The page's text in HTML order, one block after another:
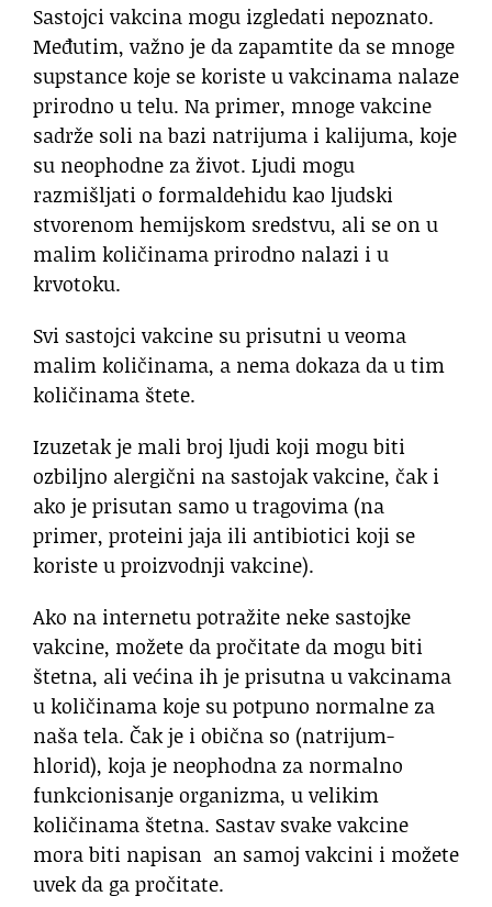
Sastojci vakcina mogu izgledati nepoznato.
Međutim, važno je da zapamtite da se mnoge
supstance koje se koriste u vakcinama nalaze
prirodno u telu. Na primer, mnoge vakcine
sadrže soli na bazi natrijuma i kalijuma, koje
su neophodne za život. Ljudi mogu
razmišljati o formaldehidu kao ljudski
stvorenom hemijskom sredstvu, ali se on u
malim količinama prirodno nalazi i u
krvotoku.
Svi sastojci vakcine su prisutni u veoma
malim količinama, a nema dokaza da u tim
količinama štete.
Izuzetak je mali broj ljudi koji mogu biti
ozbiljno alergični na sastojak vakcine, čak i
ako je prisutan samo u tragovima (na
primer, proteini jaja ili antibiotici koji se
koriste u proizvodnji vakcine).
Ako na internetu potražite neke sastojke
vakcine, možete da pročitate da mogu biti
štetna, ali većina ih je prisutna u vakcinama
u količinama koje su potpuno normalne za
naša tela. Čak je i obična so (natrijum-
hlorid), koja je neophodna za normalno
funkcionisanje organizma, u velikim
količinama štetna. Sastav svake vakcine
mora biti napisan an samoj vakcini i možete
uvek da ga pročitate.